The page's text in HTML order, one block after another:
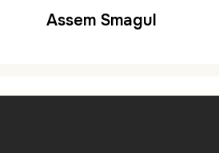
Assem Smagul